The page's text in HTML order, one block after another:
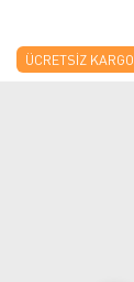
ÜCRETSIZ KARGO